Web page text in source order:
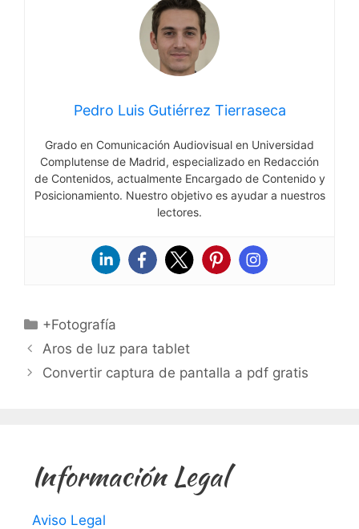
Pedro Luis Gutiérrez Tierraseca
Grado en Comunicación Audiovisual en Universidad
Complutense de Madrid, especializado en Redacción
de Contenidos, actualmente Encargado de Contenido y
Posicionamiento. Nuestro objetivo es ayudar a nuestros
lectores.
Categorías
+Fotografía
Aros de luz para tablet
Convertir captura de pantalla a pdf gratis
Información Legal
Aviso Legal